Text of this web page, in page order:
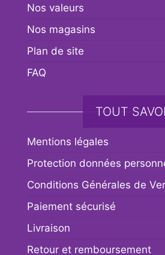
Nos valeurs
Nos magasins
Plan de site
FAQ
TOUT
Mentions légales
Protection données
Conditions Générales de
Paiement sécurisé
Livraison
Retour et remboursement